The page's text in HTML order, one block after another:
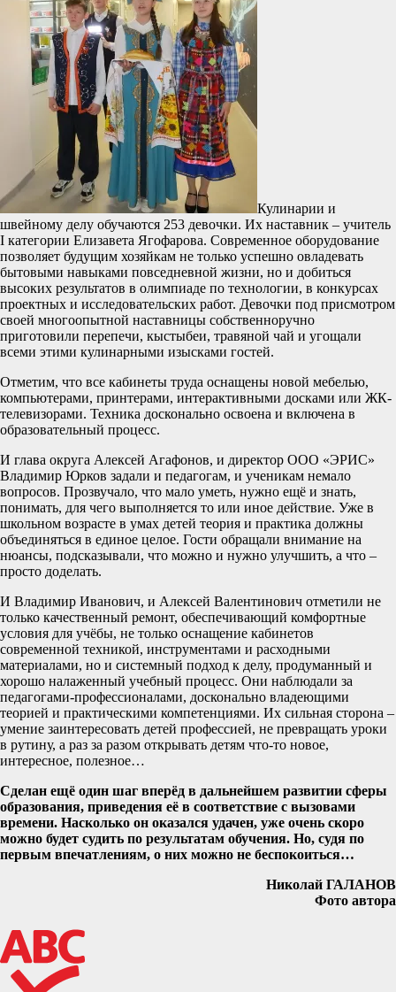
Кулинарии и
швейному делу обучаются 253 девочки. Их наставник – учитель
I категории Елизавета Ягофарова. Современное оборудование
позволяет будущим хозяйкам не только успешно овладевать
бытовыми навыками повседневной жизни, но и добиться
высоких результатов в олимпиаде по технологии, в конкурсах
проектных и исследовательских работ. Девочки под присмотром
своей многоопытной наставницы собственноручно
приготовили перепечи, кыстыбеи, травяной чай и угощали
всеми этими кулинарными изысками гостей.
Отметим, что все кабинеты труда оснащены новой мебелью,
компьютерами, принтерами, интерактивными досками или ЖК-
телевизорами. Техника досконально освоена и включена в
образовательный процесс.
И глава округа Алексей Агафонов, и директор ООО «ЭРИС»
Владимир Юрков задали и педагогам, и ученикам немало
вопросов. Прозвучало, что мало уметь, нужно ещё и знать,
понимать, для чего выполняется то или иное действие. Уже в
школьном возрасте в умах детей теория и практика должны
объединяться в единое целое. Гости обращали внимание на
нюансы, подсказывали, что можно и нужно улучшить, а что –
просто доделать.
И Владимир Иванович, и Алексей Валентинович отметили не
только качественный ремонт, обеспечивающий комфортные
условия для учёбы, не только оснащение кабинетов
современной техникой, инструментами и расходными
материалами, но и системный подход к делу, продуманный и
хорошо налаженный учебный процесс. Они наблюдали за
педагогами-профессионалами, досконально владеющими
теорией и практическими компетенциями. Их сильная сторона –
умение заинтересовать детей профессией, не превращать уроки
в рутину, а раз за разом открывать детям что-то новое,
интересное, полезное…
Сделан ещё один шаг вперёд в дальнейшем развитии сферы
образования, приведения её в соответствие с вызовами
времени. Насколько он оказался удачен, уже очень скоро
можно будет судить по результатам обучения. Но, судя по
первым впечатлениям, о них можно не беспокоиться…
Николай ГАЛАНОВ
Фото автора